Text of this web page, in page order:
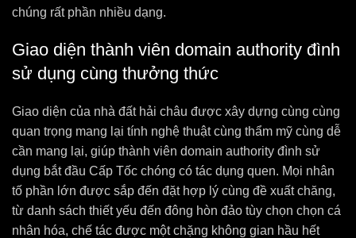
chúng rất phần nhiều dạng.
Giao diện thành viên domain authority đình
sử dụng cùng thưởng thức
Giao diện của nhà đất hải châu được xây dựng cùng cùng
quan trọng mang lại tính nghệ thuật cùng thẩm mỹ cùng dễ
cần mang lại, giúp thành viên domain authority đình sử
dụng bắt đầu Cấp Tốc chóng có tác dụng quen. Mọi nhân
tố phần lớn được sắp đến đặt hợp lý cùng đề xuất chăng,
từ danh sách thiết yếu đến đông hòn đảo tùy chọn chọn cá
nhân hóa, chế tác được một chặng không gian hầu hết